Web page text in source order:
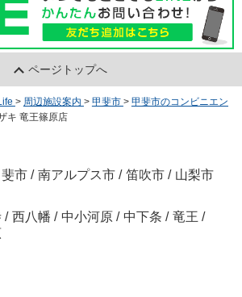
ページトップへ
> 周辺施設案内 > 甲斐市 > 甲斐市のコンビニエン
キ 竜王篠原店
市 / 南アルプス市 / 笛吹市 / 山梨市
/ 西八幡 / 中小河原 / 中下条 / 竜王 /